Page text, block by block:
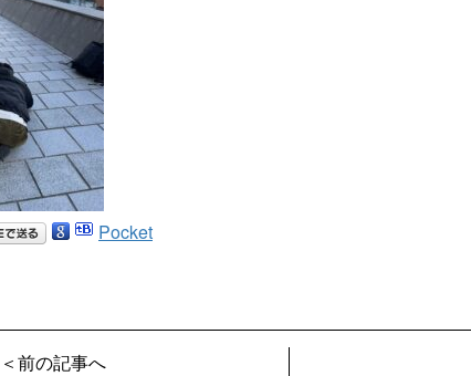
Pocket
＜前の記事へ